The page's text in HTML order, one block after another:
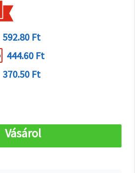
592.80 Ft
444.60 Ft
370.50 Ft
Vásárol